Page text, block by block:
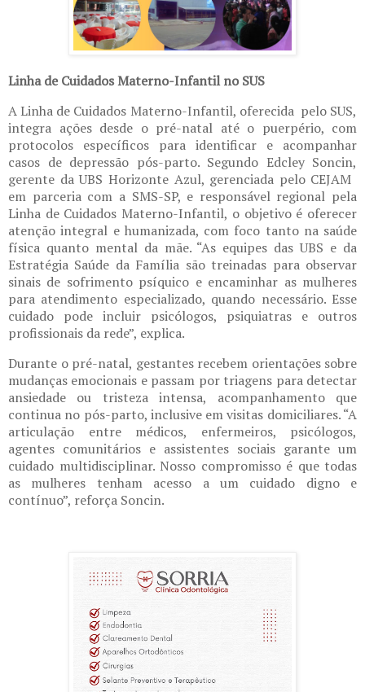
Linha de Cuidados Materno-Infantil no SUS
A Linha de Cuidados Materno-Infantil, oferecid​​a​​​ ​ pelo SUS,
integra ações desde o pré-natal até o puerpério, com
protocolos específicos para identificar e acompanhar
casos de depressão pós-parto. Segundo Edcley Soncin,
gerente da UBS Horizonte Azul, gerenciada pelo CEJAM​ ​
em parceria com a ​​SMS-SP​​, e responsável ​regional ​pela
Linha de Cuidados Materno-Infantil, o objetivo é oferecer
atenção integral e humanizada, com foco tanto na saúde
física quanto mental da mãe. “As equipes das UBS e da
Estratégia Saúde da Família são treinadas para observar
sinais de sofrimento psíquico e encaminhar as mulheres
para atendimento especializado, quando necessário. Esse
cuidado pode incluir psicólogos, psiquiatras e outros
profissionais da rede”, explica.
Durante o pré-natal, gestantes recebem orientações sobre
mudanças emocionais e passam por triagens para detectar
ansiedade ou tristeza intensa, acompanhamento que
continua no pós-parto, inclusive em visitas domiciliares. “A
articulação entre médicos, enfermeiros, psicólogos,
agentes comunitários e assistentes sociais garante um
cuidado multidisciplinar. Nosso compromisso é que​ ​todas
as mulheres tenham acesso a um cuidado digno e
contínuo”, reforça Soncin.